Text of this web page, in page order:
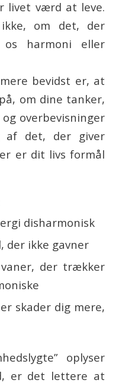
livet værd at leve.
om det, der
harmoni eller
bevidst er, at
om dine tanker,
overbevisninger
af det, der giver
er dit livs formål
disharmonisk
der ikke gavner
der trækker
skader dig mere,
oplyser
er det lettere at